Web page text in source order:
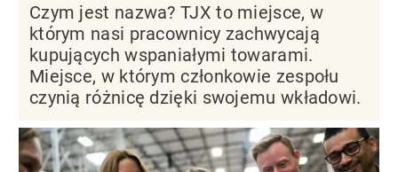
Czym jest nazwa? TJX to miejsce, w
którym nasi pracownicy zachwycają
kupujących wspaniałymi towarami.
Miejsce, w którym członkowie zespołu
czynią różnicę dzięki swojemu wkładowi.